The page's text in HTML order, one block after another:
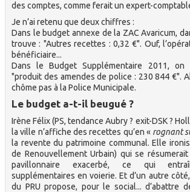
des comptes, comme ferait un expert-
Je n’ai retenu que deux chiffres :
Dans le budget annexe de la ZAC Avaricum,
trouve : "Autres recettes : 0,32 €". Ouf,
bénéficiaire...
Dans le Budget Supplémentaire 2011, on
"produit des amendes de police : 230 844 €".
chôme pas à la Police Municipale.
Le budget a-t-il beugué ?
Irène Félix (PS, tendance Aubry ? exit-DSK ?
la ville n’affiche des recettes qu’en « rognant
la revente du patrimoine communal. Elle
de Renouvellement Urbain) qui se
pavillonnaire exacerbé, ce qui
supplémentaires en voierie. Et d’un autre
du PRU propose, pour le social... d’abattre